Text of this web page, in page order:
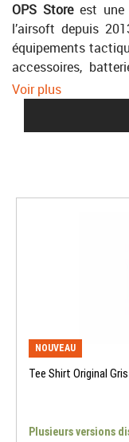
OPS Storeest une
l’airsoft depuis
équipements
accessoires,
pour les joueurs
spécialisés et un
de leur matériel,
réplique, préparer
ou monter un
Retrouvez toutes
Voir plus
NOUVEAU
Tee Shirt Original
Plusieurs versions